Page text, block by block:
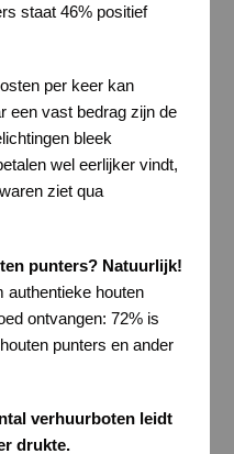
staat 46% positief
per keer kan
een vast bedrag zijn de
bleek
wel eerlijker vindt,
ziet qua
punters? Natuurlijk!
authentieke houten
ontvangen: 72% is
punters en ander
verhuurboten leidt
drukte.